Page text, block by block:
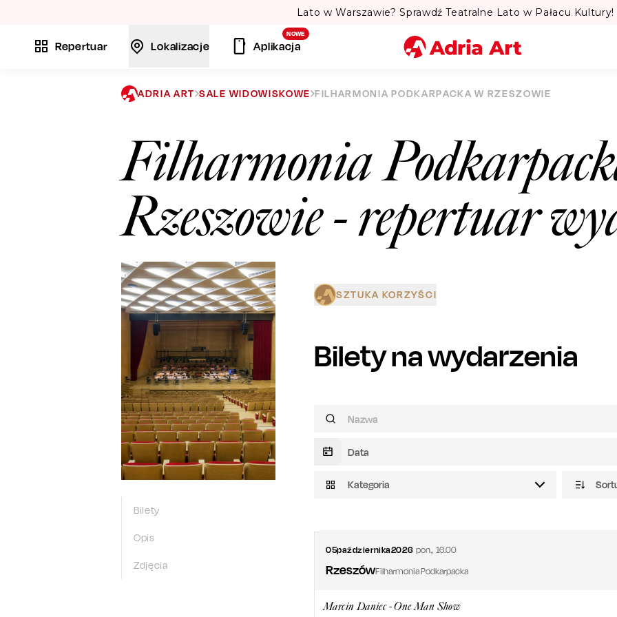
Lato w Warszawie? Sprawdź Teatralne Lato w Pałacu
Repertuar Lokalizacje
NOWE
Aplikacja
Miasto
Szukaj
ADRIA ART SALE WIDOWISKOWE FILHARMONIA PODKARPACKA W RZESZOWIE
Filharmonia
Rzeszowie- repertuar
Bilety
Opis
Zdjęcia
SZTUKA KORZYŚCI
Bilety na wydarzenia
Kategoria
05października2026 pon.,16.00
RzeszówFilharmonia Podkarpacka
Marcin Daniec - One Man Show